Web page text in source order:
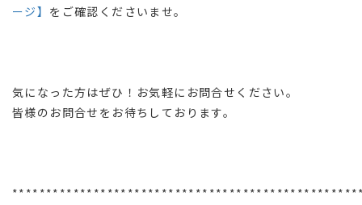
ージ】 をご確認くださいませ。
気になった方はぜひ！お気軽にお問合せください。
皆様のお問合せをお待ちしております。